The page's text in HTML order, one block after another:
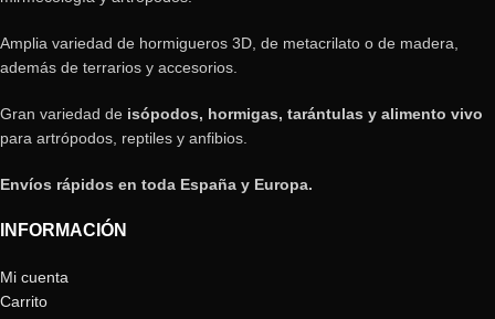
Amplia variedad de hormigueros 3D, de metacrilato o de madera,
además de terrarios y accesorios.
Gran variedad de isópodos, hormigas, tarántulas y alimento vivo
para artrópodos, reptiles y anfibios.
Envíos rápidos en toda España y Europa.
INFORMACIÓN
Mi cuenta
Carrito